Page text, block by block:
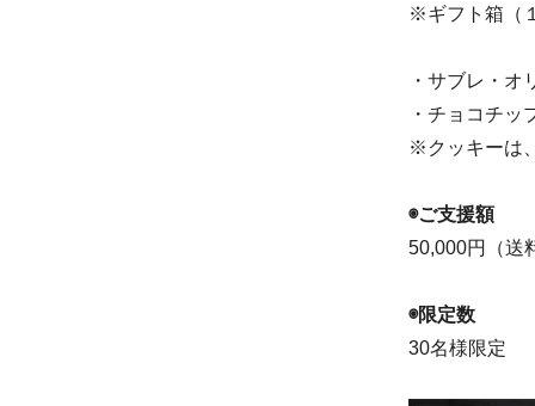
※ギフト箱（
・サブレ・
・チョコチ
※クッキーは
◉ご支援額
50,000円（送
◉限定数
30名様限定